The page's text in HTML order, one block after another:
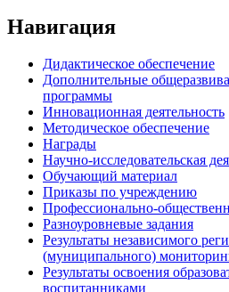
Навигация
Дидактическое обеспечение
Дополнительные
программы
Инновационная деятельность
Методическое обеспечение
Награды
Научно-исследовательская
Обучающий материал
Приказы по учреждению
Профессионально-
Разноуровневые задания
Результаты независимого
(муниципального)
Результаты освоения
воспитанниками